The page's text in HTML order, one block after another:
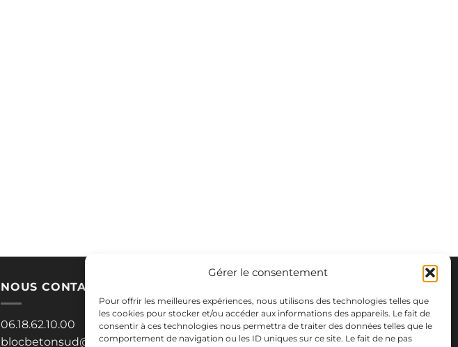
Gérer le consentement
Pour offrir les meilleures expériences, nous utilisons des technologies telles que
les cookies pour stocker et/ou accéder aux informations des appareils. Le fait de
consentir à ces technologies nous permettra de traiter des données telles que le
comportement de navigation ou les ID uniques sur ce site. Le fait de ne pas
NOUS CONTACTER
06.18.62.10.00
blocbetonsud@gmail.com